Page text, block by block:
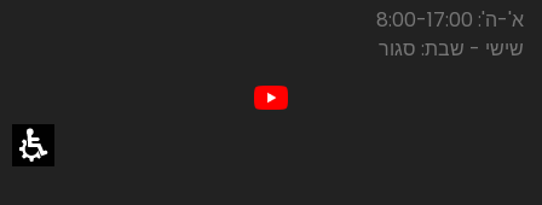
א'-ה': 8:00-17:00
שישי - שבת: סגור